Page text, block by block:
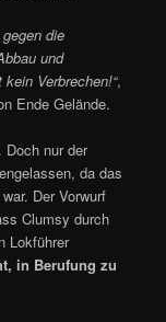
die
und
Verbrechen!“,
Ende Gelände.
Doch nur der
da das
Der Vorwurf
Clumsy durch
Lokführer
in Berufung zu